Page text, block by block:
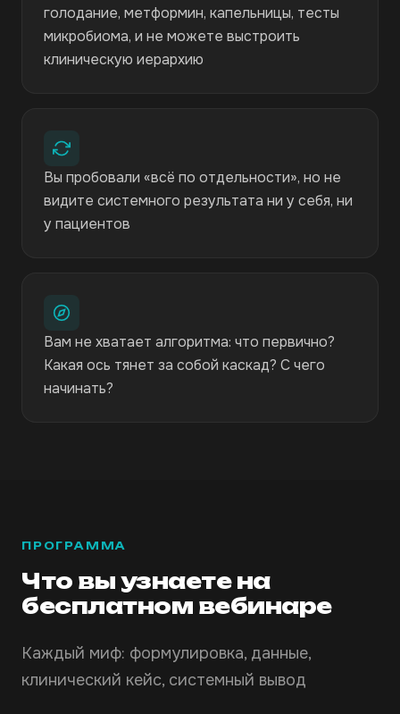
голодание, метформин, капельницы, тесты
микробиома, и не можете выстроить
клиническую иерархию
Вы пробовали «всё по отдельности», но не
видите системного результата ни у себя, ни
у пациентов
Вам не хватает алгоритма: что первично?
Какая ось тянет за собой каскад? С чего
начинать?
ПРОГРАММА
Что вы узнаете на
бесплатном вебинаре
Каждый миф: формулировка, данные,
клинический кейс, системный вывод